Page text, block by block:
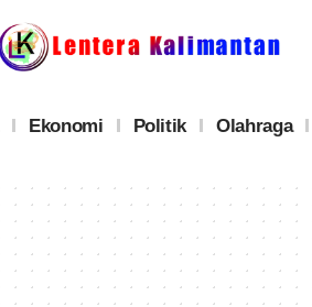
Ekonomi Politik Olahraga